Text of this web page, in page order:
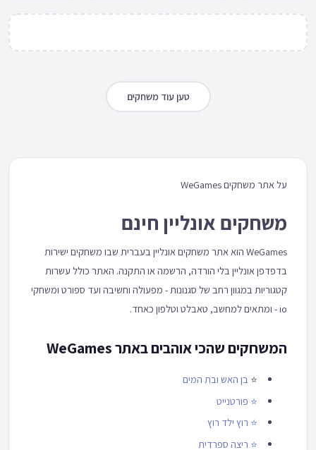
טען עוד משחקים
על אתר משחקים WeGames
משחקים אונליין חינם
WeGames הוא אתר משחקים אונליין בעברית שבו משחקים ישירות
בדפדפן אונליין בלי הורדה, הרשמה או התקנה. האתר כולל עשרות
קטגוריות במגוון רחב של סגנונות - מפעולה וחשיבה ועד ספורט ומשחקי
io - ומתאים למחשב, טאבלט וטלפון כאחד.
המשחקים שהכי אוהבים באתר WeGames
⭐ בן האש ובת המים
⭐ פורטנייט
⭐ רוץ ילד רוץ
⭐ ריצה ספרדית